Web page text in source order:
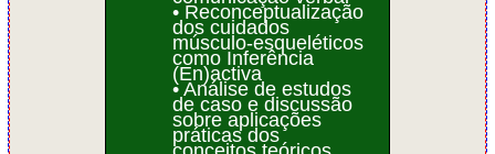
• Reconceptualização
dos cuidados
músculo-esqueléticos
como Inferência
(En)activa
• Análise de estudos
de caso e discussão
sobre aplicações
práticas dos